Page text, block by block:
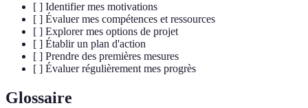
[ ] Identifier mes motivations
[ ] Évaluer mes compétences et ressources
[ ] Explorer mes options de projet
[ ] Établir un plan d'action
[ ] Prendre des premières mesures
[ ] Évaluer régulièrement mes progrès
Glossaire